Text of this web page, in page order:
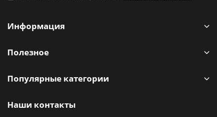
Информация
Полезное
Популярные категории
Наши контакты